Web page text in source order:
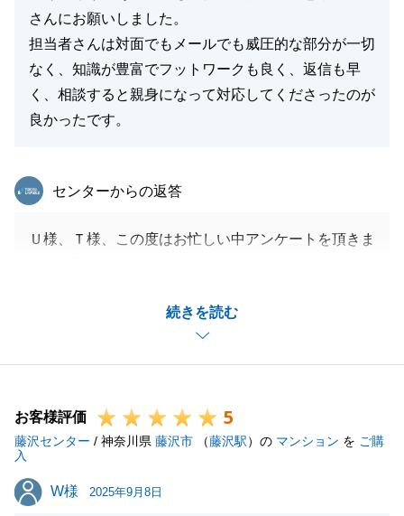
さんにお願いしました。
担当者さんは対面でもメールでも威圧的な部分が一切
なく、知識が豊富でフットワークも良く、返信も早
く、相談すると親身になって対応してくださったのが
良かったです。
続きを読む
東急リバブル
センターからの返答
Ｕ様、Ｔ様、この度はお忙しい中アンケートを頂きま
掛けしましたがＵ様、Ｔ様には多大なご協力を頂き無
これから気温も下がって参りますので皆さまご自愛く
お客様評価 5
藤沢センター / 神奈川県 藤沢市 （藤沢駅）の マンション を ご購
入
W様
W様 2025年9月8日